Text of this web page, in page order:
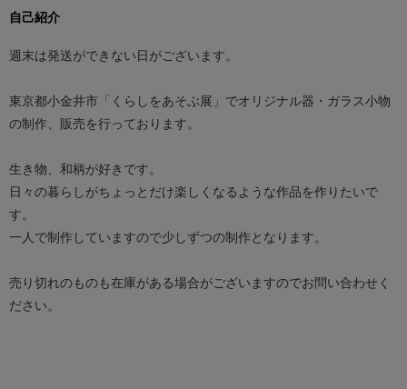
自己紹介
週末は発送ができない日がございます。
東京都小金井市「くらしをあそぶ展」でオリジナル器・ガラス小物
の制作、販売を行っております。
生き物、和柄が好きです。
日々の暮らしがちょっとだけ楽しくなるような作品を作りたいで
す。
一人で制作していますので少しずつの制作となります。
売り切れのものも在庫がある場合がございますのでお問い合わせく
ださい。